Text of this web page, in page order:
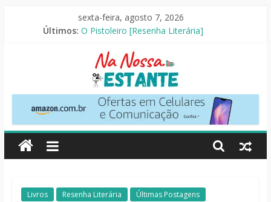
sexta-feira, agosto 7, 2026
Últimos: O Pistoleiro [Resenha Literária]
Mestres do Universo [Crtítica]
Slow Horses – 3ª Temporada [Crítica]
Seus Amigos e Vizinhos [Crítica]
Na
Nossa
Estante
Críticas
Livros Resenha Literária Últimas Postagens